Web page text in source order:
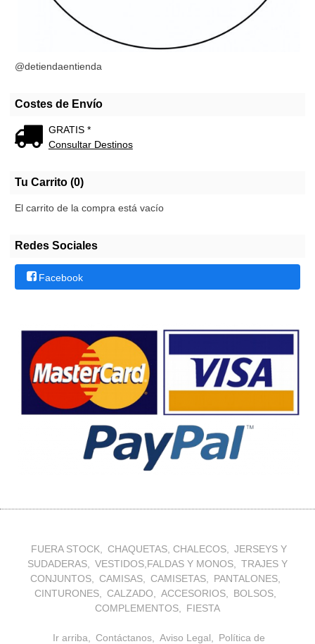
@detiendaentienda
Costes de Envío
GRATIS *
Consultar Destinos
Tu Carrito (0)
El carrito de la compra está vacío
Redes Sociales
Facebook
FUERA STOCK CHAQUETAS, CHALECOS
JERSEYS Y
SUDADERAS
VESTIDOS,FALDAS Y MONOS
TRAJES Y
CONJUNTOS
CAMISAS CAMISETAS
PANTALONES
CINTURONES
CALZADO ACCESORIOS
BOLSOS
COMPLEMENTOS
FIESTA
Ir arriba Contáctanos Aviso Legal Política de